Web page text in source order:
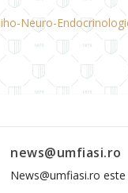
Neuro-
news@umfiasi.ro
News@umfiasi.ro